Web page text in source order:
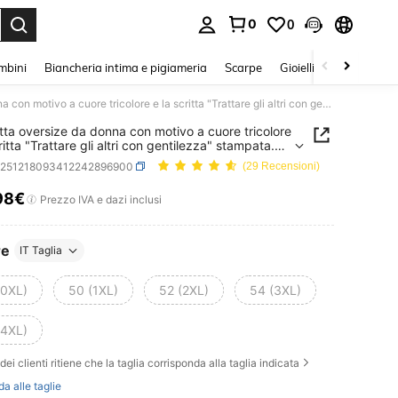
0 0
Biancheria intima e pigiameria Scarpe Gioielli E Accessori
Maglietta oversize da donna con motivo a cuore tricolore e la scritta "Trattare gli altri con gentilezza" stampata. Rassicurante, confortevole e alla moda.
oversize da donna con motivo a cuore tricolore
"Trattare gli altri con gentilezza" stampata.
confortevole e alla moda.
(29 Recensioni)
AND AVAILABILITY
Prezzo IVA e dazi inclusi
IT Taglia
50 (1XL) 52 (2XL) 54 (3XL)
dei clienti ritiene che la taglia corrisponda alla taglia indicata
alle taglie